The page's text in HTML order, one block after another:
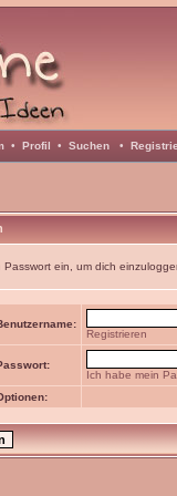
• Profil • Suchen •
ein, um dich
Registrieren
Ich habe mein